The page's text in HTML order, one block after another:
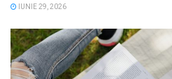
IUNIE 29, 2026